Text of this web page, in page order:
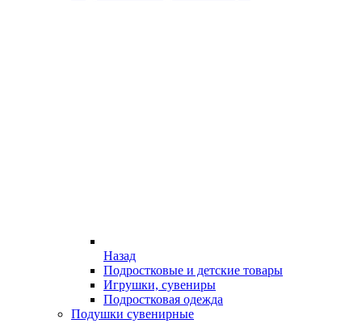
Назад
Подростковые и детские товары
Игрушки, сувениры
Подростковая одежда
Подушки сувенирные